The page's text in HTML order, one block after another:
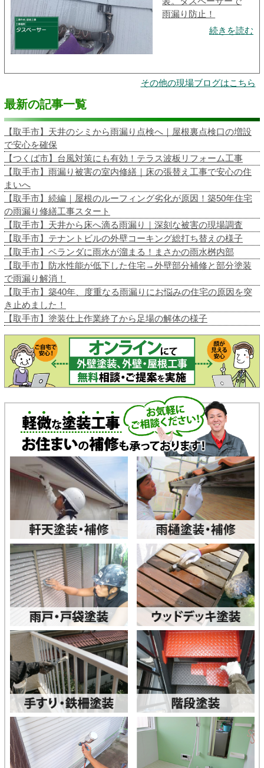
雨漏り防止！
続きを読む
その他の現場ブログはこちら
最新の記事一覧
【取手市】天井のシミから雨漏り点検へ｜屋根裏点検口の増設
で安心を確保
【つくば市】台風対策にも有効！テラス波板リフォーム工事
【取手市】雨漏り被害の室内修繕｜床の張替え工事で安心の住
まいへ
【取手市】続編｜屋根のルーフィング劣化が原因！築50年住宅
の雨漏り修繕工事スタート
【取手市】天井から床へ滴る雨漏り｜深刻な被害の現場調査
【取手市】テナントビルの外壁コーキング総打ち替えの様子
【取手市】ベランダに雨水が溜まる！まさかの雨水桝内部
【取手市】防水性能が低下した住宅→外壁部分補修と部分塗装
で雨漏り解消！
【取手市】築40年、度重なる雨漏りにお悩みの住宅の原因を突
き止めました！
【取手市】塗装仕上作業終了から足場の解体の様子